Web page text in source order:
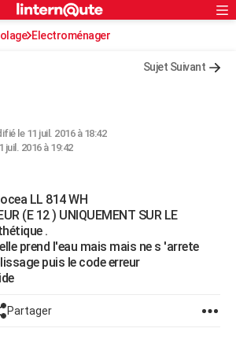
S'inscrire
Connexion
Electroménager
Sujet Suivant
le 11 juil. 2016 à 18:42
juil. 2016 à 19:42
LL 814 WH
(E 12 ) UNIQUEMENT SUR LE
.
prend l'eau mais mais ne s 'arrete
puis le code erreur
Partager